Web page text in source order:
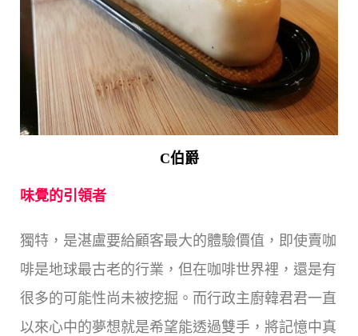
C伯爵
味覺的引領者
獨特，是湛盧要給顧客最大的體驗價值，即使賣咖
啡是地球最古老的行業，但在咖啡世界裡，還是有
很多的可能性尚未被挖掘。而行政主廚韓君君一直
以來心中的夢想就是希望能透過雙手，將記憶中真